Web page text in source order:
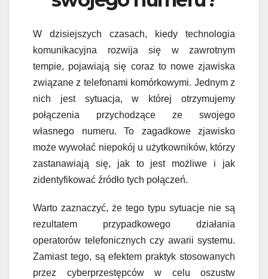
W dzisiejszych czasach, kiedy technologia
komunikacyjna rozwija się w zawrotnym
tempie, pojawiają się coraz to nowe zjawiska
związane z telefonami komórkowymi. Jednym z
nich jest sytuacja, w której otrzymujemy
połączenia przychodzące ze swojego
własnego numeru. To zagadkowe zjawisko
może wywołać niepokój u użytkowników, którzy
zastanawiają się, jak to jest możliwe i jak
zidentyfikować źródło tych połączeń.
Warto zaznaczyć, że tego typu sytuacje nie są
rezultatem przypadkowego działania
operatorów telefonicznych czy awarii systemu.
Zamiast tego, są efektem praktyk stosowanych
przez cyberprzestępców w celu oszustw